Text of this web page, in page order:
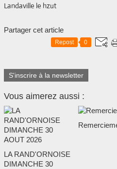
Landaville le hzut
Partager cet article
Repost 0
S'inscrire à la newsletter
Vous aimerez aussi :
LA RAND'ORNOISE
DIMANCHE 30